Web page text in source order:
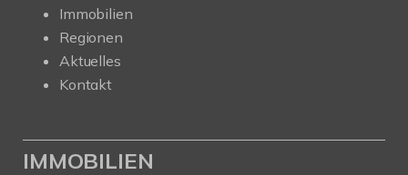
Immobilien
Regionen
Aktuelles
Kontakt
IMMOBILIEN